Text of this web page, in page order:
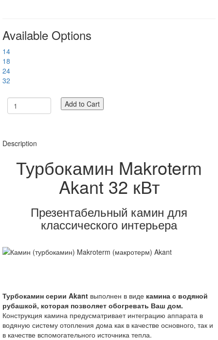
Available Options
14
18
24
32
Add to Cart
Description
Турбокамин Makroterm
Akant 32 кВт
Презентабельный камин для
классического интерьера
Турбокамин серии Akant выполнен в виде камина с водяной
рубашкой, которая позволяет обогревать Ваш дом.
Конструкция камина предусматривает интеграцию аппарата в
водяную систему отопления дома как в качестве основного, так и
в качестве вспомогательного источника тепла.